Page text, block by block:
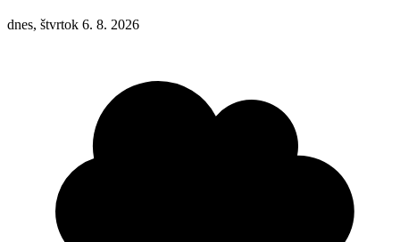
dnes, štvrtok 6. 8. 2026